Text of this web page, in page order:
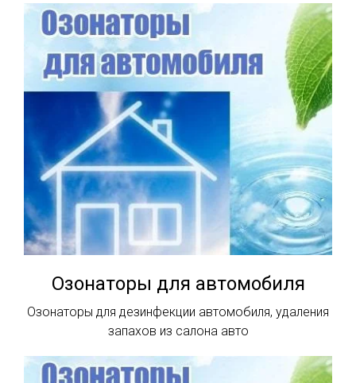
Озонаторы для автомобиля
Озонаторы для дезинфекции автомобиля, удаления
запахов из салона авто